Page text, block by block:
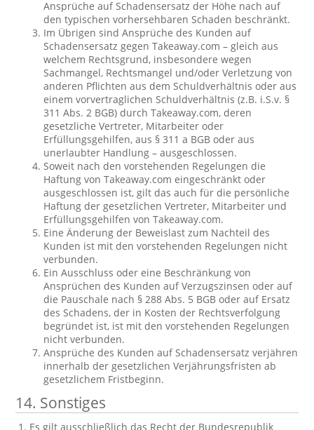
Ansprüche auf Schadensersatz der Höhe nach auf
den typischen vorhersehbaren Schaden beschränkt.
Im Übrigen sind Ansprüche des Kunden auf
Schadensersatz gegen Takeaway.com – gleich aus
welchem Rechtsgrund, insbesondere wegen
Sachmangel, Rechtsmangel und/oder Verletzung von
anderen Pflichten aus dem Schuldverhältnis oder aus
einem vorvertraglichen Schuldverhältnis (z.B. i.S.v. §
311 Abs. 2 BGB) durch Takeaway.com, deren
gesetzliche Vertreter, Mitarbeiter oder
Erfüllungsgehilfen, aus § 311 a BGB oder aus
unerlaubter Handlung – ausgeschlossen.
Soweit nach den vorstehenden Regelungen die
Haftung von Takeaway.com eingeschränkt oder
ausgeschlossen ist, gilt das auch für die persönliche
Haftung der gesetzlichen Vertreter, Mitarbeiter und
Erfüllungsgehilfen von Takeaway.com.
Eine Änderung der Beweislast zum Nachteil des
Kunden ist mit den vorstehenden Regelungen nicht
verbunden.
Ein Ausschluss oder eine Beschränkung von
Ansprüchen des Kunden auf Verzugszinsen oder auf
die Pauschale nach § 288 Abs. 5 BGB oder auf Ersatz
des Schadens, der in Kosten der Rechtsverfolgung
begründet ist, ist mit den vorstehenden Regelungen
nicht verbunden.
Ansprüche des Kunden auf Schadensersatz verjähren
innerhalb der gesetzlichen Verjährungsfristen ab
gesetzlichem Fristbeginn.
14. Sonstiges
Es gilt ausschließlich das Recht der Bundesrepublik